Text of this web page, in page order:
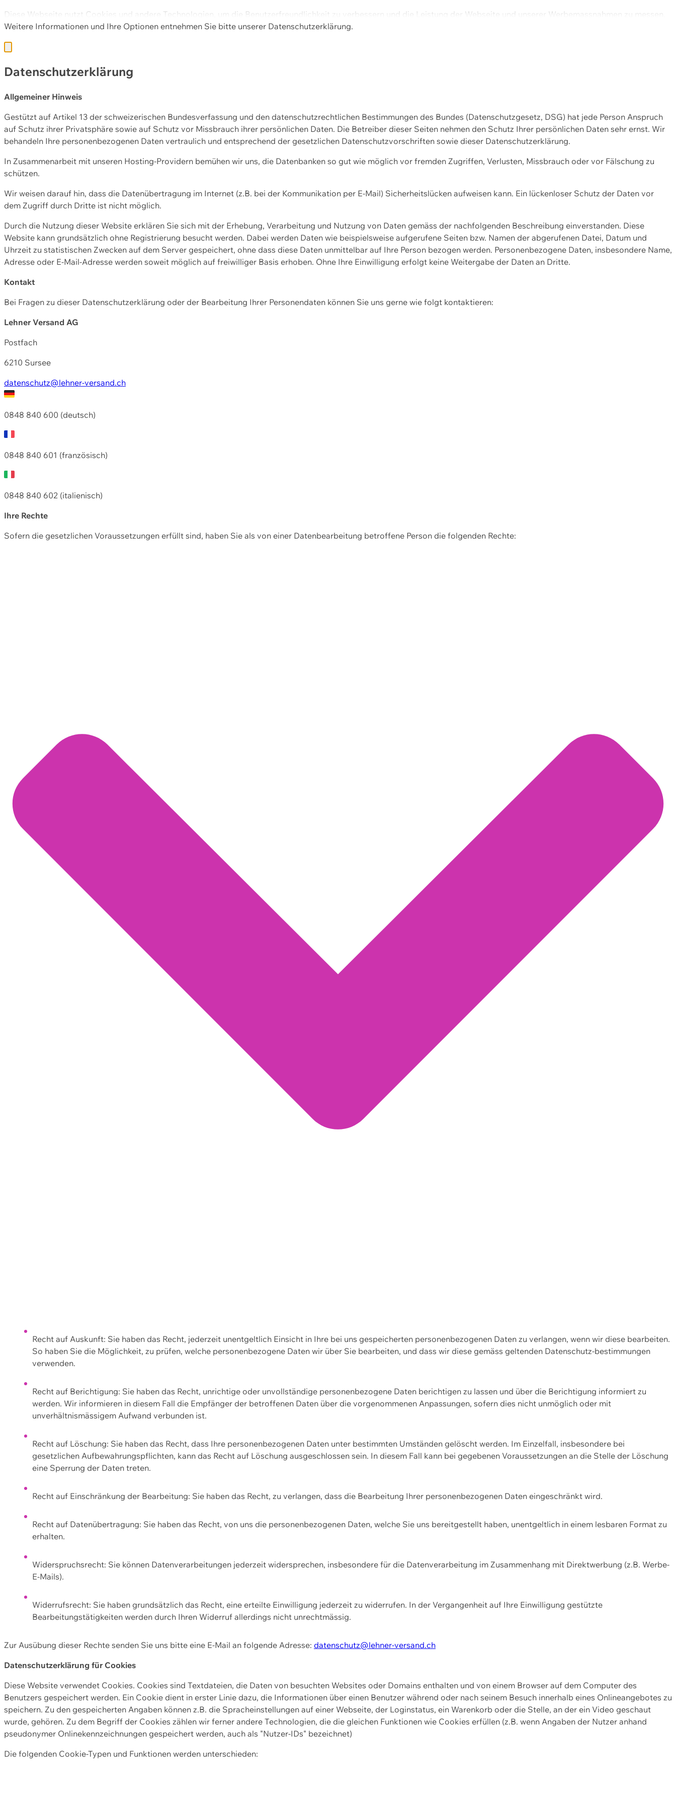
Diese Webseite nutzt Cookies und andere Technologien, um die Benutzerfreundlichkeit zu verbessern und die Leistung der Webseite und unserer Werbemassnahmen zu messen.
Weitere Informationen und Ihre Optionen entnehmen Sie bitte unserer Datenschutzerklärung.
Datenschutzerklärung
Allgemeiner Hinweis
Gestützt auf Artikel 13 der schweizerischen Bundesverfassung und den datenschutzrechtlichen Bestimmungen des Bundes (Datenschutzgesetz, DSG) hat jede Person Anspruch
auf Schutz ihrer Privatsphäre sowie auf Schutz vor Missbrauch ihrer persönlichen Daten. Die Betreiber dieser Seiten nehmen den Schutz Ihrer persönlichen Daten sehr ernst. Wir
behandeln Ihre personenbezogenen Daten vertraulich und entsprechend der gesetzlichen Datenschutzvorschriften sowie dieser Datenschutzerklärung.
In Zusammenarbeit mit unseren Hosting-Providern bemühen wir uns, die Datenbanken so gut wie möglich vor fremden Zugriffen, Verlusten, Missbrauch oder vor Fälschung zu
schützen.
Wir weisen darauf hin, dass die Datenübertragung im Internet (z.B. bei der Kommunikation per E-Mail) Sicherheitslücken aufweisen kann. Ein lückenloser Schutz der Daten vor
dem Zugriff durch Dritte ist nicht möglich.
Durch die Nutzung dieser Website erklären Sie sich mit der Erhebung, Verarbeitung und Nutzung von Daten gemäss der nachfolgenden Beschreibung einverstanden. Diese
Website kann grundsätzlich ohne Registrierung besucht werden. Dabei werden Daten wie beispielsweise aufgerufene Seiten bzw. Namen der abgerufenen Datei, Datum und
Uhrzeit zu statistischen Zwecken auf dem Server gespeichert, ohne dass diese Daten unmittelbar auf Ihre Person bezogen werden. Personenbezogene Daten, insbesondere Name,
Adresse oder E-Mail-Adresse werden soweit möglich auf freiwilliger Basis erhoben. Ohne Ihre Einwilligung erfolgt keine Weitergabe der Daten an Dritte.
Kontakt
Bei Fragen zu dieser Datenschutzerklärung oder der Bearbeitung Ihrer Personendaten können Sie uns gerne wie folgt kontaktieren:
Lehner Versand AG
Postfach
6210 Sursee
datenschutz@lehner-versand.ch
0848 840 600 (deutsch)
0848 840 601 (französisch)
0848 840 602 (italienisch)
Ihre Rechte
Sofern die gesetzlichen Voraussetzungen erfüllt sind, haben Sie als von einer Datenbearbeitung betroffene Person die folgenden Rechte:
Recht auf Auskunft: Sie haben das Recht, jederzeit unentgeltlich Einsicht in Ihre bei uns gespeicherten personenbezogenen Daten zu verlangen, wenn wir diese bearbeiten.
So haben Sie die Möglichkeit, zu prüfen, welche personenbezogene Daten wir über Sie bearbeiten, und dass wir diese gemäss geltenden Datenschutz-bestimmungen
verwenden.
Recht auf Berichtigung: Sie haben das Recht, unrichtige oder unvollständige personenbezogene Daten berichtigen zu lassen und über die Berichtigung informiert zu
werden. Wir informieren in diesem Fall die Empfänger der betroffenen Daten über die vorgenommenen Anpassungen, sofern dies nicht unmöglich oder mit
unverhältnismässigem Aufwand verbunden ist.
Recht auf Löschung: Sie haben das Recht, dass Ihre personenbezogenen Daten unter bestimmten Umständen gelöscht werden. Im Einzelfall, insbesondere bei
gesetzlichen Aufbewahrungspflichten, kann das Recht auf Löschung ausgeschlossen sein. In diesem Fall kann bei gegebenen Voraussetzungen an die Stelle der Löschung
eine Sperrung der Daten treten.
Recht auf Einschränkung der Bearbeitung: Sie haben das Recht, zu verlangen, dass die Bearbeitung Ihrer personenbezogenen Daten eingeschränkt wird.
Recht auf Datenübertragung: Sie haben das Recht, von uns die personenbezogenen Daten, welche Sie uns bereitgestellt haben, unentgeltlich in einem lesbaren Format zu
erhalten.
Widerspruchsrecht: Sie können Datenverarbeitungen jederzeit widersprechen, insbesondere für die Datenverarbeitung im Zusammenhang mit Direktwerbung (z.B. Werbe-
E-Mails).
Widerrufsrecht: Sie haben grundsätzlich das Recht, eine erteilte Einwilligung jederzeit zu widerrufen. In der Vergangenheit auf Ihre Einwilligung gestützte
Bearbeitungstätigkeiten werden durch Ihren Widerruf allerdings nicht unrechtmässig.
Zur Ausübung dieser Rechte senden Sie uns bitte eine E-Mail an folgende Adresse: datenschutz@lehner-versand.ch
Datenschutzerklärung für Cookies
Diese Website verwendet Cookies. Cookies sind Textdateien, die Daten von besuchten Websites oder Domains enthalten und von einem Browser auf dem Computer des
Benutzers gespeichert werden. Ein Cookie dient in erster Linie dazu, die Informationen über einen Benutzer während oder nach seinem Besuch innerhalb eines Onlineangebotes zu
speichern. Zu den gespeicherten Angaben können z.B. die Spracheinstellungen auf einer Webseite, der Loginstatus, ein Warenkorb oder die Stelle, an der ein Video geschaut
wurde, gehören. Zu dem Begriff der Cookies zählen wir ferner andere Technologien, die die gleichen Funktionen wie Cookies erfüllen (z.B. wenn Angaben der Nutzer anhand
pseudonymer Onlinekennzeichnungen gespeichert werden, auch als "Nutzer-IDs" bezeichnet)
Die folgenden Cookie-Typen und Funktionen werden unterschieden: